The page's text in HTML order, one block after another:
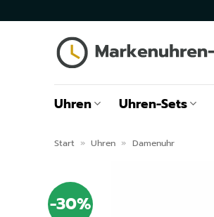
Uhren Uhren-Sets
Start » Uhren » Damenuhr
-30%